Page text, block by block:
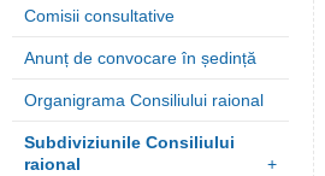
Comisii consultative
Anunț de convocare în ședință
Organigrama Consiliului raional
Subdiviziunile Consiliului
raional
+